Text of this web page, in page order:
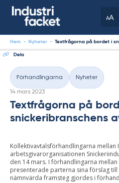
AA
Hem - Nyheter - Textfrågorna på bordet i
Dela
Kategorier
Förhandlingarna Nyheter
Skriven
14 mars 2023
Textfrågorna på
snickeribranschens
Kollektivavtalsförhandlingarna mellan
arbetsgivarorganisationen
den 14 mars. I förhandlingarna
presenterade parterna sina förslag
nämnvärda framsteg gjordes i